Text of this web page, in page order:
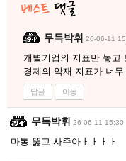
무득박휘 26-06-11
개별기업의 지표만 놓고
경제의 악재 지표가 너
답글 이동
무득박휘 26-06-11 15:30
마통 뚫고 사주아ㅏㅏㅏㅏ